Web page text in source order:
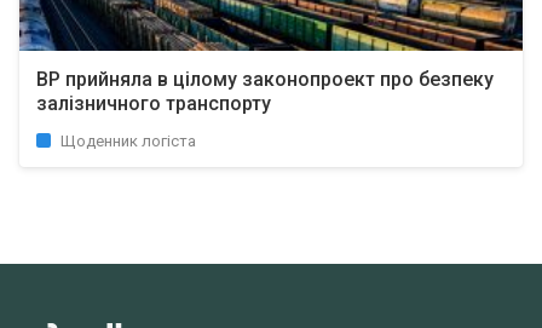
ВР прийняла в цілому законопроект про безпеку
залізничного транспорту
Щоденник логіста